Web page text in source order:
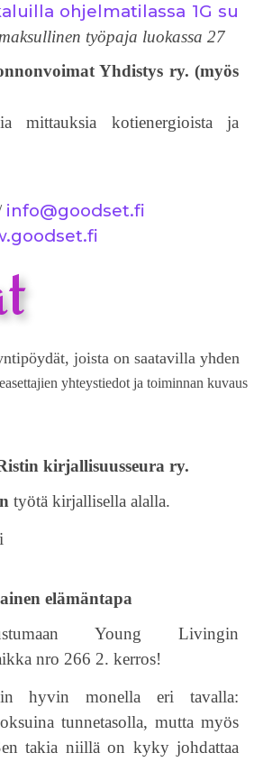
ohjelmatilassa 1G su
työpaja luokassa 27
Yhdistys ry. (myös
mittauksia kotienergioista ja
info@goodset.fi
joista on saatavilla yhden
yhteystiedot ja toiminnan kuvaus
kirjallisuusseura ry.
työtä kirjallisella alalla.
elämäntapa
Young Livingin
nro 266 2. kerros!
hyvin monella eri tavalla:
tunnetasolla, mutta myös
takia niillä on kyky johdattaa